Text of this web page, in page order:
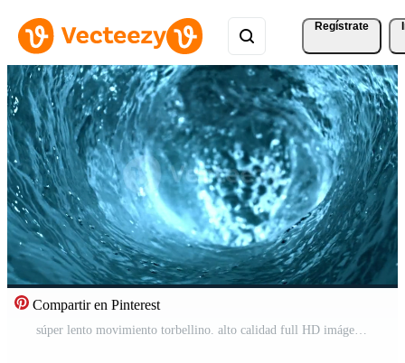
Regístrate
Compartir en Pinterest
súper lento movimiento torbellino. alto calidad full HD imágenes Vídeo Pro